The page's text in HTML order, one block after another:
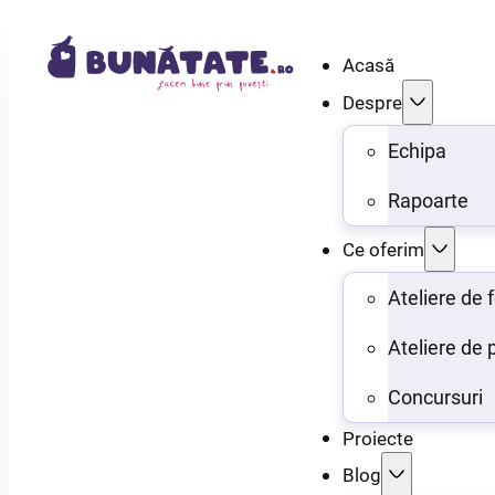
Acasă
Despre
Echipa
Rapoarte
Ce oferim
Ateliere de
Ateliere de
Concursuri
Proiecte
Blog